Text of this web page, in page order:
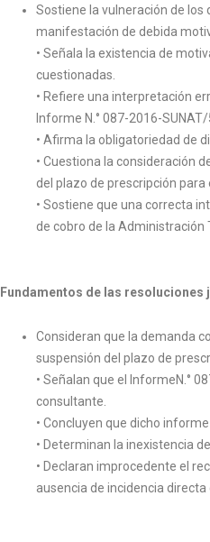
Sostiene la vulneración de
manifestación de debida
• Señala la existencia de
cuestionadas.
• Refiere una interpretación
Informe N.° 087-2016-SUNAT/
• Afirma la obligatoriedad de
• Cuestiona la consideración
del plazo de prescripción para
• Sostiene que una correcta
de cobro de la Administración
Fundamentos de las
Consideran que la demanda
suspensión del plazo de
• Señalan que el InformeN.°
consultante.
• Concluyen que dicho
• Determinan la inexistencia
• Declaran improcedente el
ausencia de incidencia